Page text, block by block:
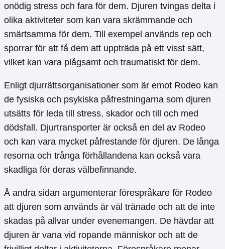
onödig stress och fara för dem. Djuren tvingas delta i
olika aktiviteter som kan vara skrämmande och
smärtsamma för dem. Till exempel används rep och
sporrar för att få dem att uppträda på ett visst sätt,
vilket kan vara plågsamt och traumatiskt för dem.
Enligt djurrättsorganisationer som är emot Rodeo kan
de fysiska och psykiska påfrestningarna som djuren
utsätts för leda till stress, skador och till och med
dödsfall. Djurtransporter är också en del av Rodeo
och kan vara mycket påfrestande för djuren. De långa
resorna och trånga förhållandena kan också vara
skadliga för deras välbefinnande.
Å andra sidan argumenterar förespråkare för Rodeo
att djuren som används är väl tränade och att de inte
skadas på allvar under evenemangen. De hävdar att
djuren är vana vid ropande människor och att de